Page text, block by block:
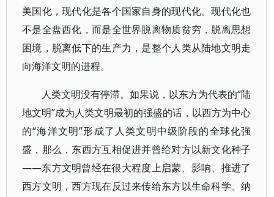
美国化，现代化是各个国家自身的现代化。现代化也
不是全盘西化，而是全世界脱离物质贫穷，脱离思想
困境，脱离低下的生产力，是整个人类从陆地文明走
向海洋文明的进程。
人类文明没有停滞。如果说，以东方为代表的“陆
地文明”成为人类文明最初的强盛的话，以西方为中心
的“海洋文明”形成了人类文明中级阶段的全球化强
盛，那么，东西方互相促进并曾给对方以新文化种子
——东方文明曾经在很大程度上启蒙、影响、推进了
西方文明，西方现在反过来传给东方以生命科学、纳